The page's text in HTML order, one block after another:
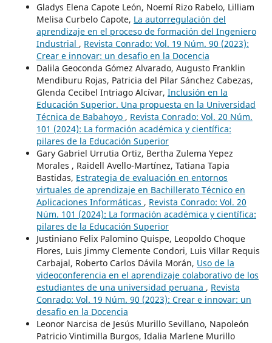
Gladys Elena Capote León, Noemí Rizo Rabelo, Lilliam
Melisa Curbelo Capote, La autorregulación del
aprendizaje en el proceso de formación del Ingeniero
Industrial , Revista Conrado: Vol. 19 Núm. 90 (2023):
Crear e innovar: un desafio en la Docencia
Dalila Geoconda Gómez Alvarado, Augusto Franklin
Mendiburu Rojas, Patricia del Pilar Sánchez Cabezas,
Glenda Cecibel Intriago Alcívar, Inclusión en la
Educación Superior. Una propuesta en la Universidad
Técnica de Babahoyo , Revista Conrado: Vol. 20 Núm.
101 (2024): La formación académica y científica:
pilares de la Educación Superior
Gary Gabriel Urrutia Ortiz, Bertha Zulema Yepez
Morales , Raidell Avello-Martínez, Tatiana Tapia
Bastidas, Estrategia de evaluación en entornos
virtuales de aprendizaje en Bachillerato Técnico en
Aplicaciones Informáticas , Revista Conrado: Vol. 20
Núm. 101 (2024): La formación académica y científica:
pilares de la Educación Superior
Justiniano Felix Palomino Quispe, Leopoldo Choque
Flores, Luis Jimmy Clemente Condori, Luis Villar Requis
Carbajal, Roberto Carlos Dávila Morán, Uso de la
videoconferencia en el aprendizaje colaborativo de los
estudiantes de una universidad peruana , Revista
Conrado: Vol. 19 Núm. 90 (2023): Crear e innovar: un
desafio en la Docencia
Leonor Narcisa de Jesús Murillo Sevillano, Napoleón
Patricio Vintimilla Burgos, Idalia Marlene Murillo